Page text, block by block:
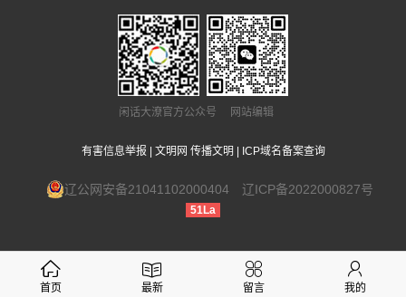
闲话大潦官方公众号 网站编辑
有害信息举报 文明网 传播文明 ICP域名备案查询
辽公网安备21041102000404 辽ICP备2022000827号
51La
首页 最新 留言 我的